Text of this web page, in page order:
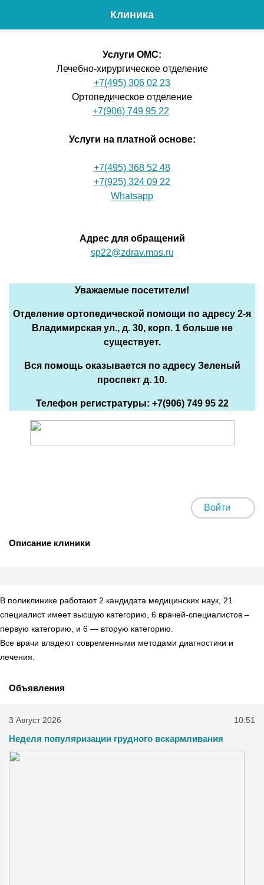
Меню
Клиника
Услуги ОМС:
Лечебно-хирургическое отделение
+7(495) 306 02 23
Ортопедическое отделение
+7(906) 749 95 22
Услуги на платной основе:
+7(495) 368 52 48
+7(925) 324 09 22
Whatsapp
Адрес для обращений
sp22@zdrav.mos.ru
Уважаемые посетители!
Отделение ортопедической помощи по адресу 2-я
Владимирская ул., д. 30, корп. 1 больше не
существует.
Вся помощь оказывается по адресу Зеленый
проспект д. 10.
Телефон регистратуры: +7(906) 749 95 22
Войти
Описание клиники
В поликлинике работают 2 кандидата медицинских наук, 21
специалист имеет высшую категорию, 6 врачей-специалистов –
первую категорию, и 6 — вторую категорию.
Все врачи владеют современными методами диагностики и
лечения.
Объявления
3 Август 2026 10:51
Неделя популяризации грудного вскармливания